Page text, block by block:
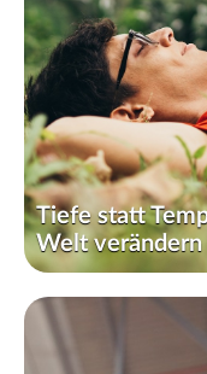
Tiefe statt
Welt verändern